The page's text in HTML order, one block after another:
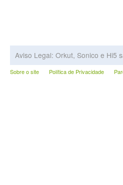
Aviso Legal: Orkut, Sonico e Hi5
Sobre o site Política de Privacidade